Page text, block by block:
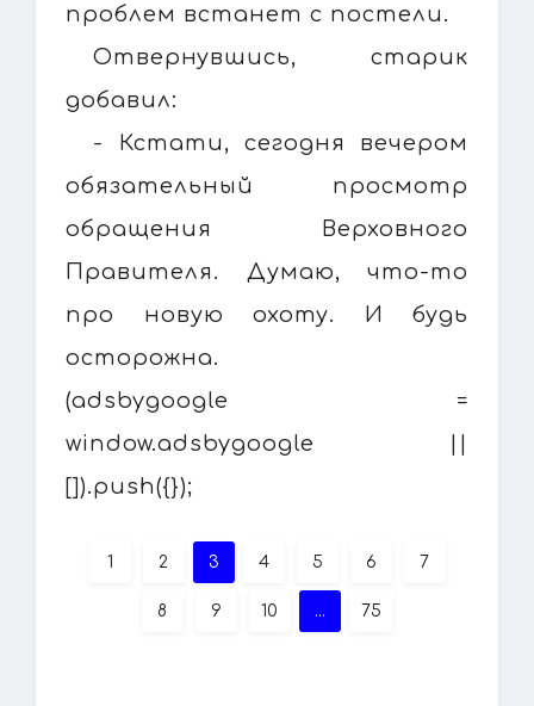
проблем встанет с постели.
Отвернувшись, старик
добавил:
- Кстати, сегодня вечером
обязательный просмотр
обращения Верховного
Правителя. Думаю, что-то
про новую охоту. И будь
осторожна.
(adsbygoogle =
window.adsbygoogle ||
[]).push({});
1 2 3 4 5 6 7
8 9 10 ... 75